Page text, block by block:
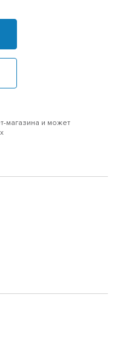
магазина и может